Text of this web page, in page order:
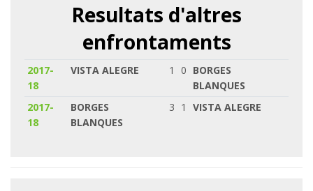
Resultats d'altres
enfrontaments
2017-
18
VISTA ALEGRE 1 0 BORGES
BLANQUES
2017-
18
BORGES
BLANQUES
3 1 VISTA ALEGRE